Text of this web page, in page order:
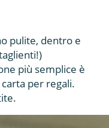
pulite, dentro e
più semplice è
per regali.